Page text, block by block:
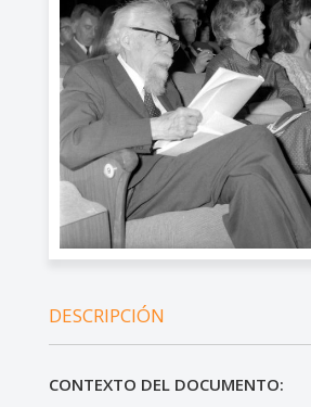
DESCRIPCIÓN
CONTEXTO DEL DOCUMENTO: